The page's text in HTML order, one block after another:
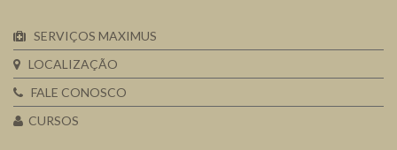
SERVIÇOS MAXIMUS
LOCALIZAÇÃO
FALE CONOSCO
CURSOS